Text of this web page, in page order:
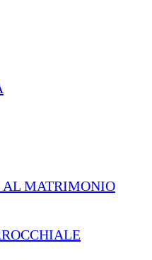
AL MATRIMONIO